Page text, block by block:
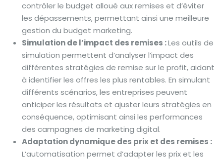
contrôler le budget alloué aux remises et d’éviter
les dépassements, permettant ainsi une meilleure
gestion du budget marketing.
Simulation de l’impact des remises :Les outils de
simulation permettent d’analyser l’impact des
différentes stratégies de remise sur le profit, aidant
à identifier les offres les plus rentables. En simulant
différents scénarios, les entreprises peuvent
anticiper les résultats et ajuster leurs stratégies en
conséquence, optimisant ainsi les performances
des campagnes de marketing digital.
Adaptation dynamique des prix et des remises :
L’automatisation permet d’adapter les prix et les